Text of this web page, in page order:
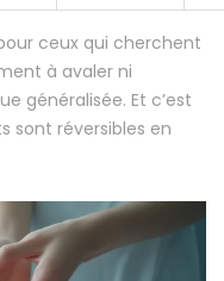
ceux qui cherchent
à avaler ni
généralisée. Et c’est
sont réversibles en